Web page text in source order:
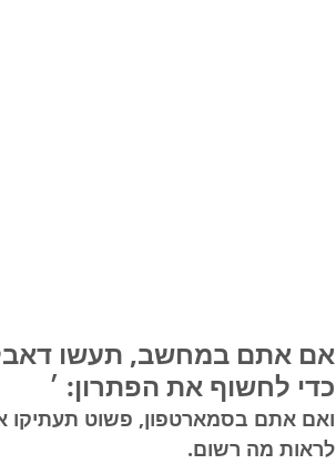
אם אתם במחשב, תעשו
כדי לחשוף את הפתרון: ׳
ואם אתם בסמארטפון, פשוט תעתיקו
לראות מה רשום.